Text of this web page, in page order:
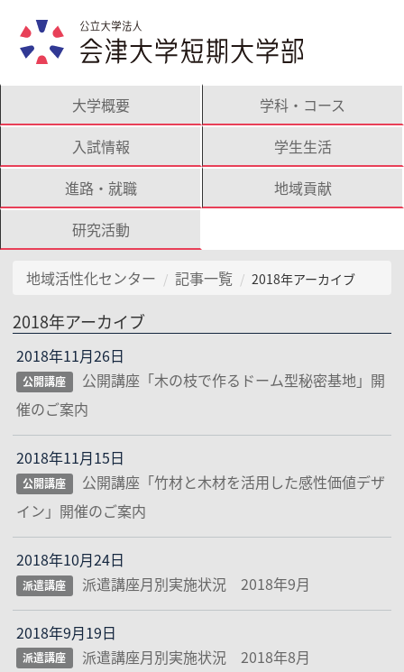
大学概要
学科・コース
入試情報
学生生活
進路・就職
地域貢献
研究活動
地域活性化センター 記事一覧 2018年アーカイブ
2018年アーカイブ
2018年11月26日
公開講座
公開講座「木の枝で作るドーム型秘密基地」開
催のご案内
2018年11月15日
公開講座
公開講座「竹材と木材を活用した感性価値デザ
イン」開催のご案内
2018年10月24日
派遣講座 派遣講座月別実施状況 2018年9月
2018年9月19日
派遣講座 派遣講座月別実施状況 2018年8月